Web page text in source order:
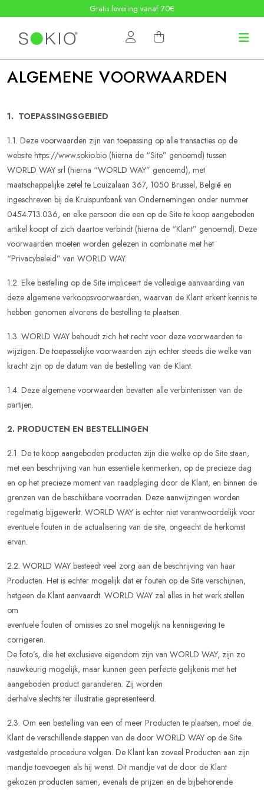
Gratis levering vanaf 70€
ALGEMENE VOORWAARDEN
1. TOEPASSINGSGEBIED
1.1. Deze voorwaarden zijn van toepassing op alle transacties op de
website https://www.sokio.bio (hierna de “Site” genoemd) tussen
WORLD WAY srl (hierna “WORLD WAY” genoemd), met
maatschappelijke zetel te Louizalaan 367, 1050 Brussel, België en
ingeschreven bij de Kruispuntbank van Ondernemingen onder nummer
0454.713.036, en elke persoon die een op de Site te koop aangeboden
artikel koopt of zich daartoe verbindt (hierna de “Klant” genoemd). Deze
voorwaarden moeten worden gelezen in combinatie met het
“Privacybeleid” van WORLD WAY.
1.2. Elke bestelling op de Site impliceert de volledige aanvaarding van
deze algemene verkoopsvoorwaarden, waarvan de Klant erkent kennis te
hebben genomen alvorens de bestelling te plaatsen.
1.3. WORLD WAY behoudt zich het recht voor deze voorwaarden te
wijzigen. De toepasselijke voorwaarden zijn echter steeds die welke van
kracht zijn op de datum van de bestelling van de Klant.
1.4. Deze algemene voorwaarden bevatten alle verbintenissen van de
partijen.
2. PRODUCTEN EN BESTELLINGEN
2.1. De te koop aangeboden producten zijn die welke op de Site staan,
met een beschrijving van hun essentiële kenmerken, op de precieze dag
en op het precieze moment van raadpleging door de Klant, en binnen de
grenzen van de beschikbare voorraden. Deze aanwijzingen worden
regelmatig bijgewerkt. WORLD WAY is echter niet verantwoordelijk voor
eventuele fouten in de actualisering van de site, ongeacht de herkomst
ervan.
2.2. WORLD WAY besteedt veel zorg aan de beschrijving van haar
Producten. Het is echter mogelijk dat er fouten op de Site verschijnen,
hetgeen de Klant aanvaardt. WORLD WAY zal alles in het werk stellen
om
eventuele fouten of omissies zo snel mogelijk na kennisgeving te
corrigeren.
De foto’s, die het exclusieve eigendom zijn van WORLD WAY, zijn zo
nauwkeurig mogelijk, maar kunnen geen perfecte gelijkenis met het
aangeboden product garanderen. Zij worden
derhalve slechts ter illustratie gepresenteerd.
2.3. Om een bestelling van een of meer Producten te plaatsen, moet de
Klant de verschillende stappen van de door WORLD WAY op de Site
vastgestelde procedure volgen. De Klant kan zoveel Producten aan zijn
mandje toevoegen als hij wenst. Dit mandje vat de door de Klant
gekozen producten samen, evenals de prijzen en de bijbehorende